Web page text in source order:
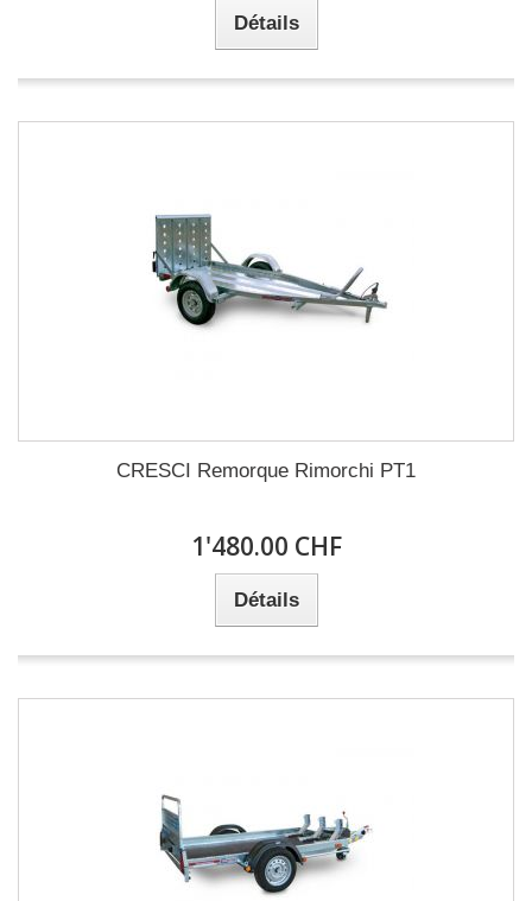
Détails
CRESCI Remorque Rimorchi PT1
1'480.00 CHF
Détails